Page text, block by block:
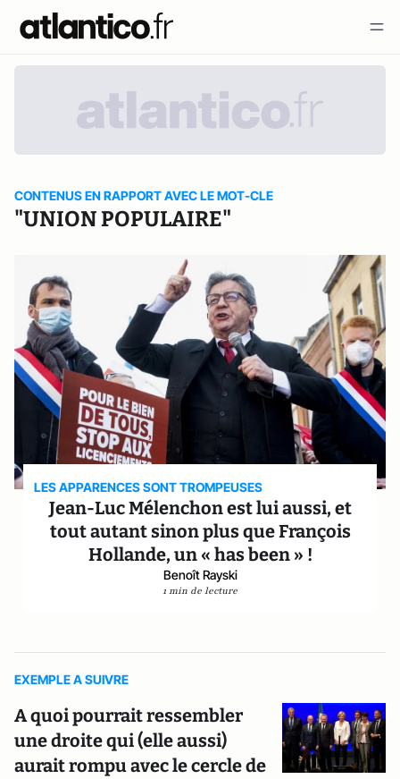
CONTENUS EN RAPPORT AVEC LE MOT-CLE
"UNION POPULAIRE"
LES APPARENCES SONT TROMPEUSES
Jean-Luc Mélenchon est lui aussi, et
tout autant sinon plus que François
Hollande, un « has been » !
Benoît Rayski
1 min de lecture
EXEMPLE A SUIVRE
A quoi pourrait ressembler
une droite qui (elle aussi)
aurait rompu avec le cercle de